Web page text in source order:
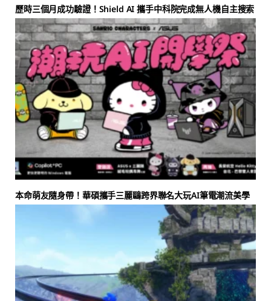
歷時三個月成功驗證！Shield AI 攜手中科院完成無人機自主搜索
本命萌友隨身帶！華碩攜手三麗鷗跨界聯名大玩AI筆電潮流美學